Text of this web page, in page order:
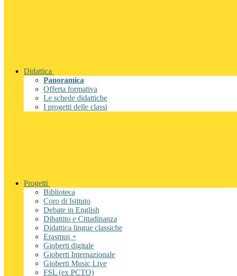
Didattica
Panoramica
Offerta formativa
Le schede didattiche
I progetti delle classi
Progetti
Biblioteca
Coro di Istituto
Debate in English
Dibattito e Cittadinanza
Didattica lingue classiche
Erasmus +
Gioberti digitale
Gioberti Internazionale
Gioberti Music Live
FSL (ex PCTO)